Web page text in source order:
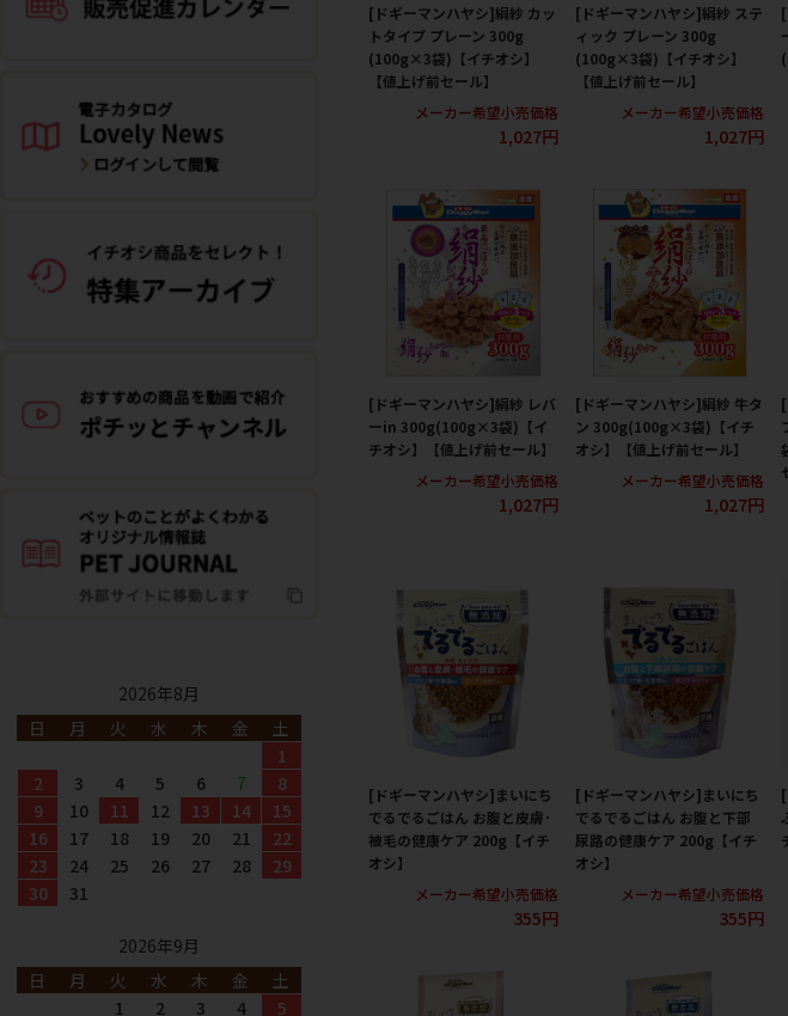
[ドギーマンハヤシ]絹紗 カッ
トタイプ プレーン 300g
(100g×3袋)【イチオシ】
【値上げ前セール】
メーカー希望小売価格
1,027円
[ドギーマンハヤシ]絹紗 ステ
ィック プレーン 300g
(100g×3袋)【イチオシ】
【値上げ前セール】
メーカー希望小売価格
1,027円
[ドギーマンハヤシ]絹紗 レバ
ーin 300g(100g×3袋)【イ
チオシ】【値上げ前セール】
メーカー希望小売価格
1,027円
[ドギーマンハヤシ]絹紗 牛タ
ン 300g(100g×3袋)【イチ
オシ】【値上げ前セール】
メーカー希望小売価格
1,027円
[ドギーマンハヤシ]まいにち
でるでるごはん お腹と皮膚･
被毛の健康ケア 200g【イチ
オシ】
メーカー希望小売価格
355円
[ドギーマンハヤシ]まいにち
でるでるごはん お腹と下部
尿路の健康ケア 200g【イチ
オシ】
メーカー希望小売価格
355円
2026年8月
日
月 火 水 木 金
土
1
2
3 4 5 6 7
8
9
10 11 12 13 14
15
16
17 18 19 20 21
22
23
24 25 26 27 28
29
30
31
2026年9月
日
月 火 水 木 金
土
1
2 3 4 5